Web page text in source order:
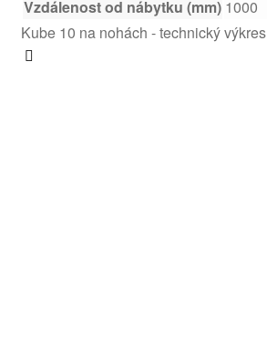
Vzdálenost od nábytku (mm) 1000
Kube 10 na nohách - technický výkres